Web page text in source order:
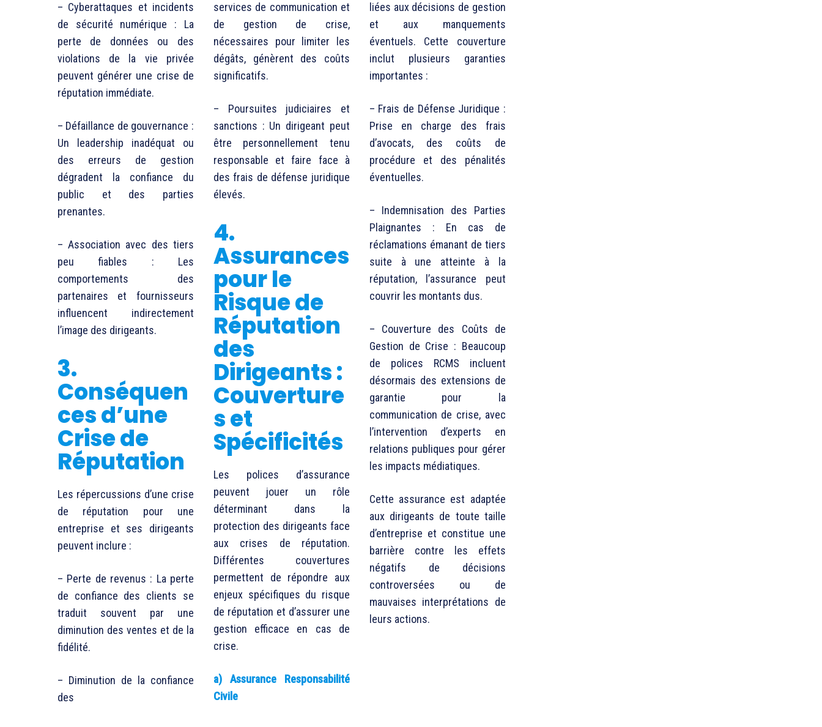
– Cyberattaques et incidents
de sécurité numérique : La
perte de données ou des
violations de la vie privée
peuvent générer une crise de
réputation immédiate.
– Défaillance de gouvernance :
Un leadership inadéquat ou
des erreurs de gestion
dégradent la confiance du
public et des parties
prenantes.
– Association avec des tiers
peu fiables : Les
comportements des
partenaires et fournisseurs
influencent indirectement
l’image des dirigeants.
3.
Conséquen
ces d’une
Crise de
Réputation
Les répercussions d’une crise
de réputation pour une
entreprise et ses dirigeants
peuvent inclure :
– Perte de revenus : La perte
de confiance des clients se
traduit souvent par une
diminution des ventes et de la
fidélité.
– Diminution de la confiance
des
services de communication et
de gestion de crise,
nécessaires pour limiter les
dégâts, génèrent des coûts
significatifs.
– Poursuites judiciaires et
sanctions : Un dirigeant peut
être personnellement tenu
responsable et faire face à
des frais de défense juridique
élevés.
4.
Assurances
pour le
Risque de
Réputation
des
Dirigeants :
Couverture
s et
Spécificités
Les polices d’assurance
peuvent jouer un rôle
déterminant dans la
protection des dirigeants face
aux crises de réputation.
Différentes couvertures
permettent de répondre aux
enjeux spécifiques du risque
de réputation et d’assurer une
gestion efficace en cas de
crise.
a) Assurance Responsabilité
Civile
liées aux décisions de gestion
et aux manquements
éventuels. Cette couverture
inclut plusieurs garanties
importantes :
– Frais de Défense Juridique :
Prise en charge des frais
d’avocats, des coûts de
procédure et des pénalités
éventuelles.
– Indemnisation des Parties
Plaignantes : En cas de
réclamations émanant de tiers
suite à une atteinte à la
réputation, l’assurance peut
couvrir les montants dus.
– Couverture des Coûts de
Gestion de Crise : Beaucoup
de polices RCMS incluent
désormais des extensions de
garantie pour la
communication de crise, avec
l’intervention d’experts en
relations publiques pour gérer
les impacts médiatiques.
Cette assurance est adaptée
aux dirigeants de toute taille
d’entreprise et constitue une
barrière contre les effets
négatifs de décisions
controversées ou de
mauvaises interprétations de
leurs actions.